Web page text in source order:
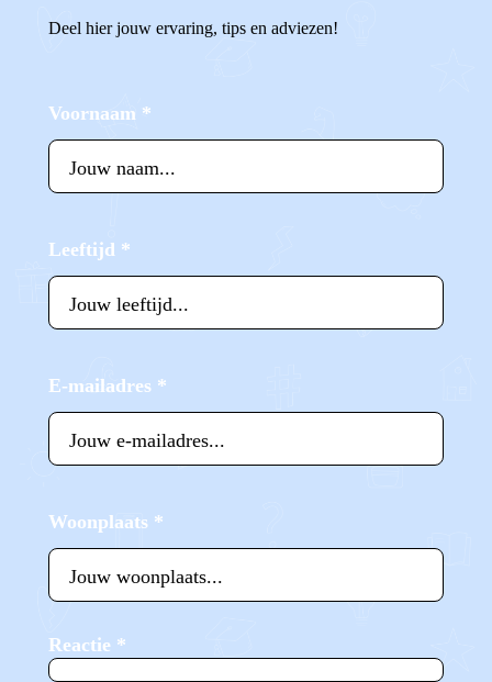
Deel hier jouw ervaring, tips en adviezen!
Voornaam *
Leeftijd *
E-mailadres *
Woonplaats *
Reactie *